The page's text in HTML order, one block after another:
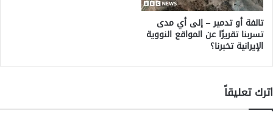
تالفة أو تدمير – إلى أي مدى
تسربنا تقريرًا عن المواقع النووية
الإيرانية تخبرنا؟
اترك تعليقاً